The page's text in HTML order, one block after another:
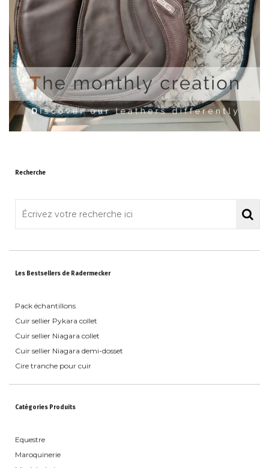
Recherche
Les Bestsellers de Radermecker
Pack échantillons
Cuir sellier Pykara collet
Cuir sellier Niagara collet
Cuir sellier Niagara demi-dosset
Cire tranche pour cuir
Catégories Produits
Equestre
Maroquinerie